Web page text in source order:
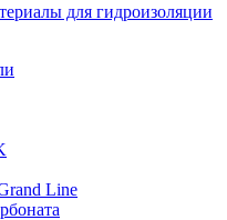
для гидроизоляции
Line